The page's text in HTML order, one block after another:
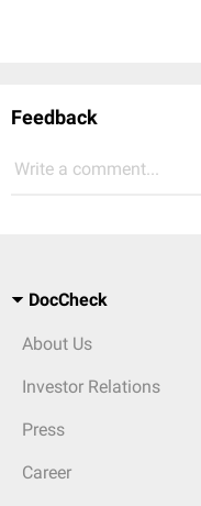
Feedback
Write a comment...
DocCheck
About Us
Investor Relations
Press
Career